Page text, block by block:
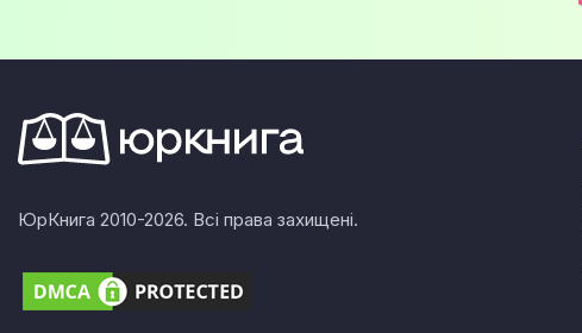
ЮрКнига 2010-2026. Всі права захищені.